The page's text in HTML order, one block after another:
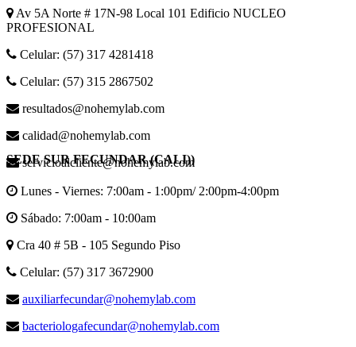
Av 5A Norte # 17N-98 Local 101 Edificio NUCLEO
PROFESIONAL
Celular: (57) 317 4281418
Celular: (57) 315 2867502
resultados@nohemylab.com
calidad@nohemylab.com
servicioalcliente@nohemylab.com
SEDE SUR FECUNDAR (CALI))
Lunes - Viernes: 7:00am - 1:00pm/ 2:00pm-4:00pm
Sábado: 7:00am - 10:00am
Cra 40 # 5B - 105 Segundo Piso
Celular: (57) 317 3672900
auxiliarfecundar@nohemylab.com
bacteriologafecundar@nohemylab.com